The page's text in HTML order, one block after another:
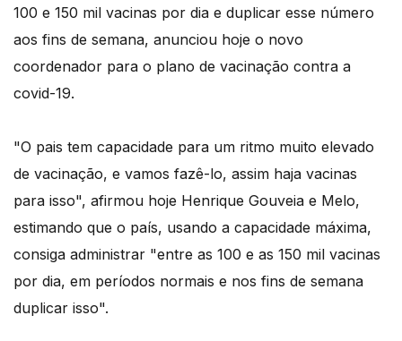
100 e 150 mil vacinas por dia e duplicar esse número
aos fins de semana, anunciou hoje o novo
coordenador para o plano de vacinação contra a
covid-19.
"O pais tem capacidade para um ritmo muito elevado
de vacinação, e vamos fazê-lo, assim haja vacinas
para isso", afirmou hoje Henrique Gouveia e Melo,
estimando que o país, usando a capacidade máxima,
consiga administrar "entre as 100 e as 150 mil vacinas
por dia, em períodos normais e nos fins de semana
duplicar isso".